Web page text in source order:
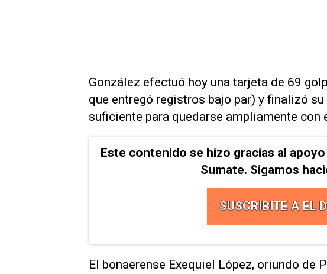
González efectuó hoy una tarjeta de 69
que entregó registros bajo par) y finalizó
suficiente para quedarse ampliamente con
Este contenido se hizo gracias al
Sumate. Sigamos
SUSCRIBITE A EL
El bonaerense Exequiel López, oriundo de